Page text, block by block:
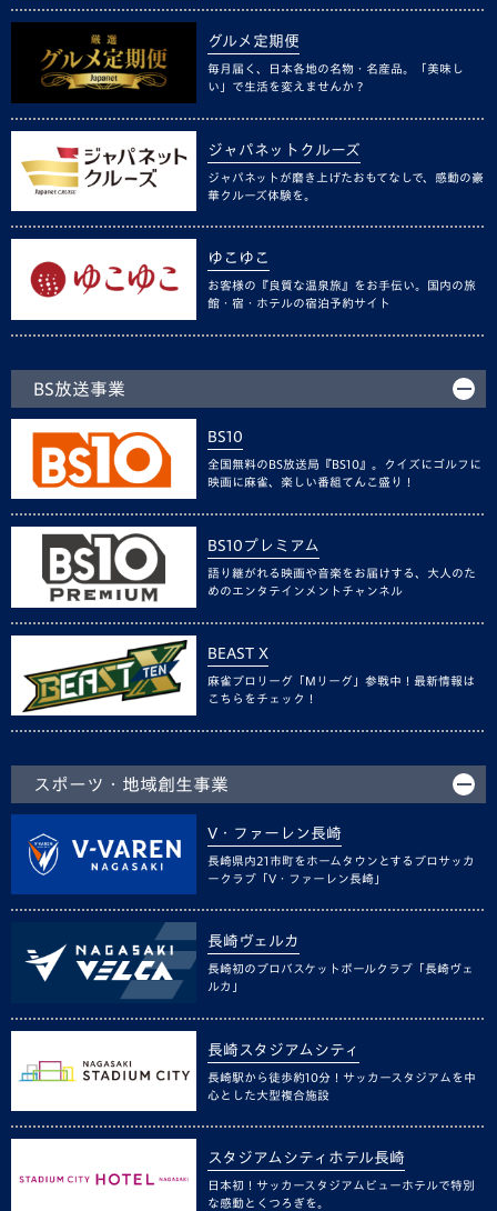
グルメ定期便
毎月届く、日本各地の名物・名産品。「美味し
い」で生活を変えませんか？
ジャパネットクルーズ
ジャパネットが磨き上げたおもてなしで、感動の豪
華クルーズ体験を。
ゆこゆこ
お客様の『良質な温泉旅』をお手伝い。国内の旅
館・宿・ホテルの宿泊予約サイト
BS放送事業
BS10
全国無料のBS放送局『BS10』。クイズにゴルフに
映画に麻雀、楽しい番組てんこ盛り！
BS10プレミアム
語り継がれる映画や音楽をお届けする、大人のた
めのエンタテインメントチャンネル
BEAST X
麻雀プロリーグ「Mリーグ」参戦中！最新情報は
こちらをチェック！
スポーツ・地域創生事業
V・ファーレン長崎
長崎県内21市町をホームタウンとするプロサッカ
ークラブ「V・ファーレン長崎」
長崎ヴェルカ
長崎初のプロバスケットボールクラブ「長崎ヴェ
ルカ」
長崎スタジアムシティ
長崎駅から徒歩約10分！サッカースタジアムを中
心とした大型複合施設
スタジアムシティホテル長崎
日本初！サッカースタジアムビューホテルで特別
な感動とくつろぎを。